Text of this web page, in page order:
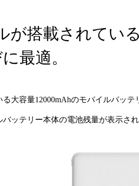
が搭載されてい
最適。
大容量12000mAhのモバイルバッテ
ッテリー本体の電池残量が表示さ